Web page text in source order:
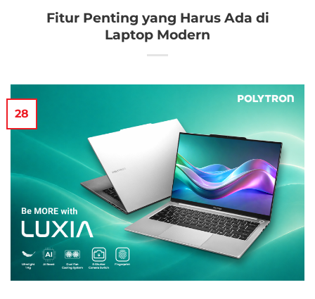
Fitur Penting yang Harus Ada di
Laptop Modern
28